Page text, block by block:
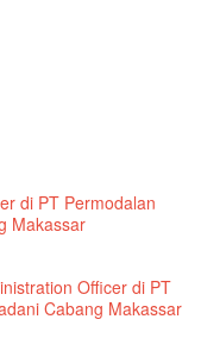
di PT Permodalan
Makassar
Officer di PT
Cabang Makassar